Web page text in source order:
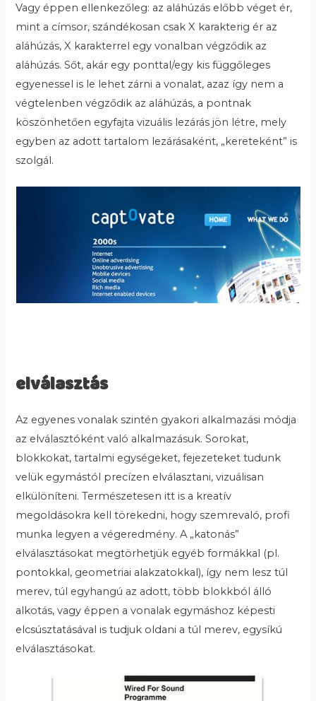
Vagy éppen ellenkezőleg: az aláhúzás előbb véget ér,
mint a címsor, szándékosan csak X karakterig ér az
aláhúzás, X karakterrel egy vonalban végződik az
aláhúzás. Sőt, akár egy ponttal/egy kis függőleges
egyenessel is le lehet zárni a vonalat, azaz így nem a
végtelenben végződik az aláhúzás, a pontnak
köszönhetően egyfajta vizuális lezárás jön létre, mely
egyben az adott tartalom lezárásaként, „kereteként” is
szolgál.
elválasztás
Az egyenes vonalak szintén gyakori alkalmazási módja
az elválasztóként való alkalmazásuk. Sorokat,
blokkokat, tartalmi egységeket, fejezeteket tudunk
velük egymástól precízen elválasztani, vizuálisan
elkülöníteni. Természetesen itt is a kreatív
megoldásokra kell törekedni, hogy szemrevaló, profi
munka legyen a végeredmény. A „katonás”
elválasztásokat megtörhetjük egyéb formákkal (pl.
pontokkal, geometriai alakzatokkal), így nem lesz túl
merev, túl egyhangú az adott, több blokkból álló
alkotás, vagy éppen a vonalak egymáshoz képesti
elcsúsztatásával is tudjuk oldani a túl merev, egysíkú
elválasztásokat.